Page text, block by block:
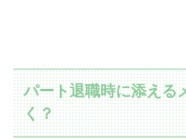
パート退職時に添える
く？